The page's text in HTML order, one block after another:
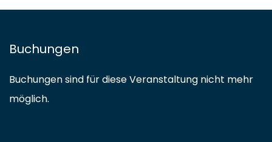
Buchungen
Buchungen sind für diese Veranstaltung nicht mehr
möglich.